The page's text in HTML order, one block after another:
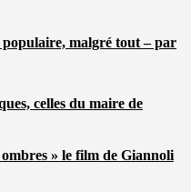
malgré tout – par
celles du maire de
» le film de Giannoli